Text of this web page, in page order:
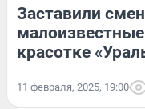
Заставили
красотке
11 февраля, 2025, 19:00